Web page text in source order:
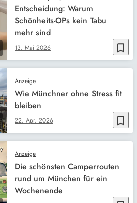
bookmark_border
13. Mai 2026
Entscheidung: Warum
Schönheits-OPs kein Tabu
mehr sind
bookmark_border
Anzeige
22. Apr. 2026
Wie Münchner ohne Stress fit
bleiben
Anzeige
Die schönsten Camperrouten
rund um München für ein
Wochenende